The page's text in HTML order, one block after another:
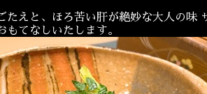
たえと、ほろ苦い肝が絶妙な大人の味
もてなしいたします。